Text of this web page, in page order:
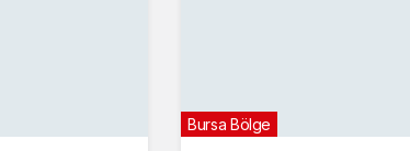
Bursa Bölge